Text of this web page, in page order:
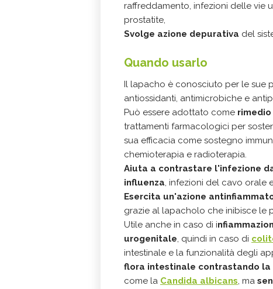
raffreddamento, infezioni delle vie
prostatite,
Svolge azione depurativa del
Quando usarlo
Il lapacho è conosciuto per le sue
antiossidanti, antimicrobiche e
Può essere adottato come
trattamenti farmacologici per
sua efficacia come sostegno
chemioterapia e radioterapia.
Aiuta a contrastare l'infezione
influenza, infezioni del cavo orale
Esercita un'azione
grazie al lapacholo che inibisce le
Utile anche in caso di i
urogenitale, quindi in caso di
intestinale e la funzionalità degli
flora intestinale contrastando
come la Candida albicans, ma